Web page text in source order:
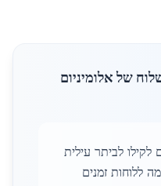
של אלומיניום
לקילו לביתר עילית
ללוחות זמנים